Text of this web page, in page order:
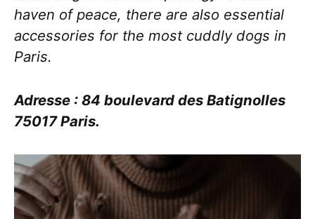
haven of peace, there are also essential
accessories for the most cuddly dogs in
Paris.
Adresse : 84 boulevard des Batignolles
75017 Paris.